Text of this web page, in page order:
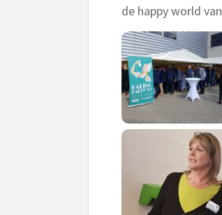
de happy world